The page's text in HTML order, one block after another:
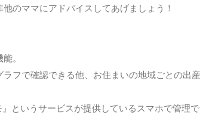
のママにアドバイスしてあげましょう！
。
フで確認できる他、お住まいの地域ごとの出
というサービスが提供しているスマホで管理